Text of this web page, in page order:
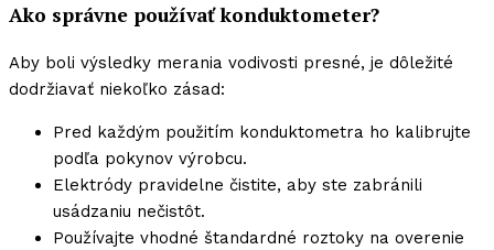
Ako správne používať konduktometer?
Aby boli výsledky merania vodivosti presné, je dôležité
dodržiavať niekoľko zásad:
Pred každým použitím konduktometra ho kalibrujte
podľa pokynov výrobcu.
Elektródy pravidelne čistite, aby ste zabránili
usádzaniu nečistôt.
Používajte vhodné štandardné roztoky na overenie